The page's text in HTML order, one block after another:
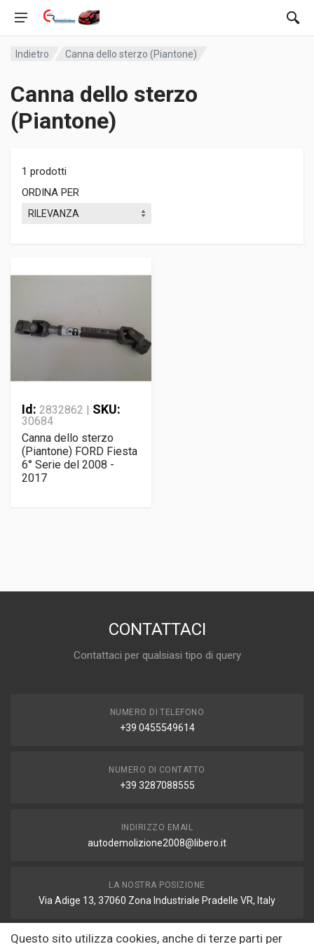
Indietro Canna dello sterzo (Piantone)
Canna dello sterzo
(Piantone)
1 prodotti
ORDINA PER
Id: 2832862 | SKU:
30684
Canna dello sterzo
(Piantone) FORD Fiesta
6° Serie del 2008 -
2017
CONTATTACI
Contattaci per qualsiasi tipo di query
NUMERO DI TELEFONO
+39 0455549614
NUMERO DI CONTATTO
+39 3287088555
INDIRIZZO EMAIL
autodemolizione2008@libero.it
LA NOSTRA POSIZIONE
Via Adige 13, 37060 Zona Industriale Pradelle VR, Italy
Questo sito utilizza cookies, anche di terze parti per